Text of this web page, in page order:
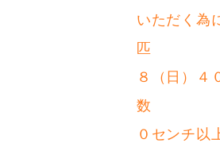
いただく
匹 ＊
８（日
数 ＊６
０セ